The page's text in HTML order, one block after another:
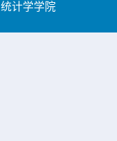
计学学院